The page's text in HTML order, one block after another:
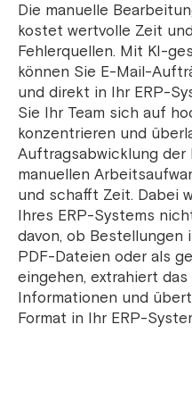
Die manuelle
kostet wertvolle Zeit
Fehlerquellen. Mit KI-
können Sie E-Mail-
und direkt in Ihr ERP-
Sie Ihr Team sich auf
konzentrieren und
Auftragsabwicklung der
manuellen
und schafft Zeit. Dabei
Ihres ERP-Systems
davon, ob Bestellungen
PDF-Dateien oder als
eingehen, extrahiert
Informationen und
Format in Ihr ERP-